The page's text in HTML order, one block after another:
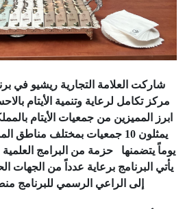
شاركت العلامة التجارية ريشيو في
مركز تكامل لرعاية وتنمية الأيتام
يوماً يتضمنها
حزمة من البرامج العلمية
يأتي البرنامج برعاية عدداً من الجهات
إلى الراعي الرسمي للبرنامج